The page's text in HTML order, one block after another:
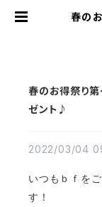
春の
春のお得祭り第
ゼント♪
2022/03/04
いつもｂｆを
す！